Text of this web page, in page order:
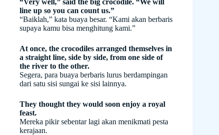
line up so you can count us.”
“Baiklah,” kata buaya besar. “Kami akan berbaris
supaya kamu bisa menghitung kami.”
At once, the crocodiles arranged themselves in
a straight line, side by side, from one side of
the river to the other.
Segera, para buaya berbaris lurus berdampingan
dari satu sisi sungai ke sisi lainnya.
They thought they would soon enjoy a royal
feast.
Mereka pikir sebentar lagi akan menikmati pesta
kerajaan.